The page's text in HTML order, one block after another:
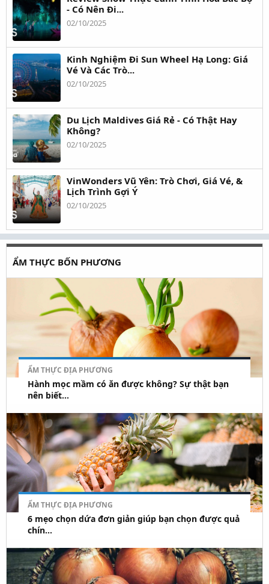
- Có Nên Đi...
02/10/2025
Kinh Nghiệm Đi Sun Wheel Hạ Long: Giá
Vé Và Các Trò...
02/10/2025
Du Lịch Maldives Giá Rẻ - Có Thật Hay
Không?
02/10/2025
VinWonders Vũ Yên: Trò Chơi, Giá Vé, &
Lịch Trình Gợi Ý
02/10/2025
ẨM THỰC BỐN PHƯƠNG
ẨM THỰC ĐỊA PHƯƠNG
Hành mọc mầm có ăn được không? Sự thật bạn
nên biết...
ẨM THỰC ĐỊA PHƯƠNG
6 mẹo chọn dứa đơn giản giúp bạn chọn được quả
chín...